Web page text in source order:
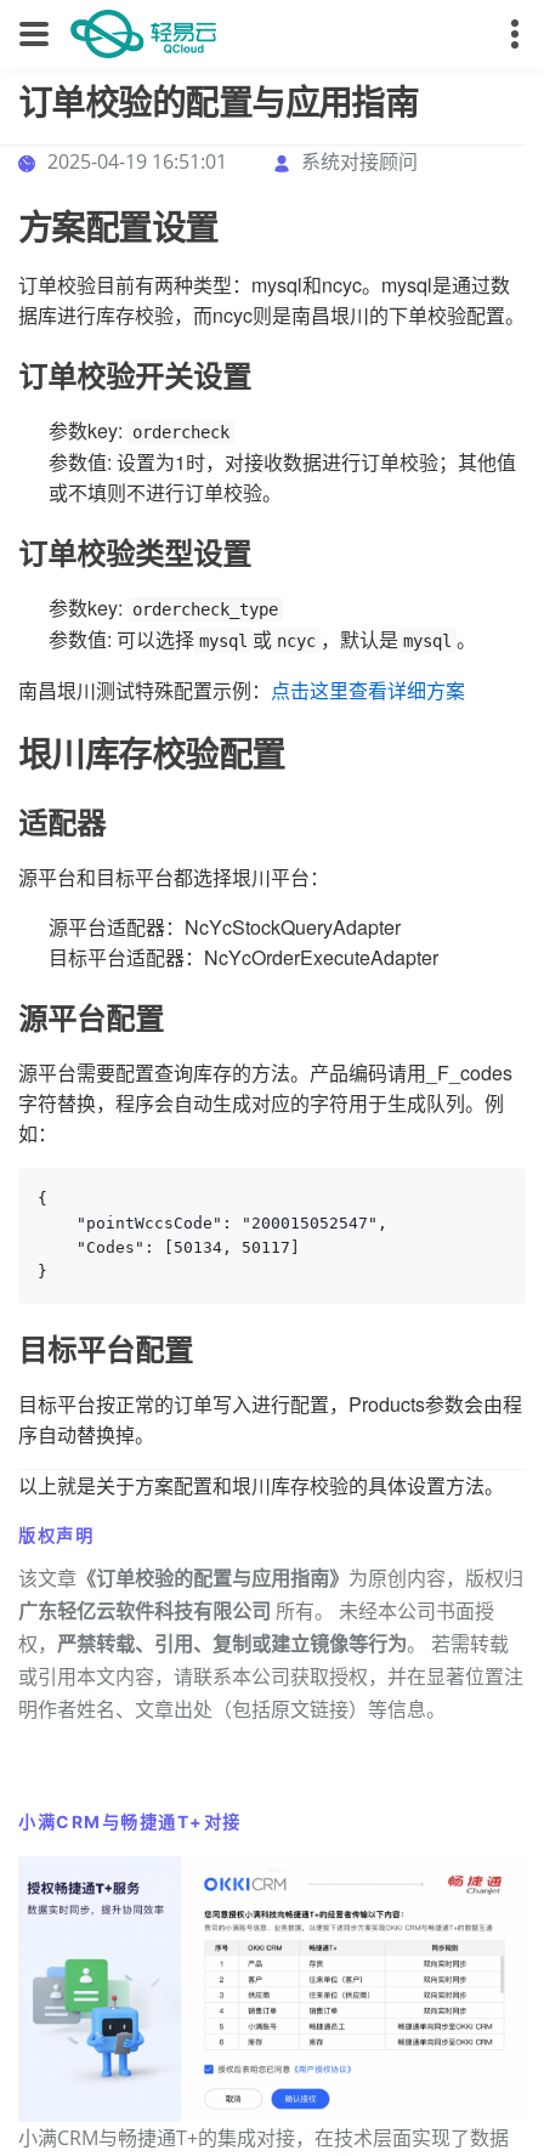
订单校验的配置与应用指南
2025-04-19 16:51:01 系统对接顾问
方案配置设置
订单校验目前有两种类型：mysql和ncyc。mysql是通过数
据库进行库存校验，而ncyc则是南昌垠川的下单校验配置。
订单校验开关设置
参数key: ordercheck
参数值: 设置为1时，对接收数据进行订单校验；其他值
或不填则不进行订单校验。
订单校验类型设置
参数key: ordercheck_type
参数值: 可以选择 mysql 或 ncyc ，默认是 mysql 。
南昌垠川测试特殊配置示例： 点击这里查看详细方案
垠川库存校验配置
适配器
源平台和目标平台都选择垠川平台：
源平台适配器：NcYcStockQueryAdapter
目标平台适配器：NcYcOrderExecuteAdapter
源平台配置
源平台需要配置查询库存的方法。产品编码请用_F_codes
字符替换，程序会自动生成对应的字符用于生成队列。例
如：
{
    "pointWccsCode": "200015052547",
    "Codes": [50134, 50117]
}
目标平台配置
目标平台按正常的订单写入进行配置，Products参数会由程
序自动替换掉。
以上就是关于方案配置和垠川库存校验的具体设置方法。
版权声明
该文章 《订单校验的配置与应用指南》 为原创内容，版权归
广东轻亿云软件科技有限公司 所有。 未经本公司书面授
权， 严禁转载、引用、复制或建立镜像等行为。 若需转载
或引用本文内容，请联系本公司获取授权，并在显著位置注
明作者姓名、文章出处（包括原文链接）等信息。
小满CRM与畅捷通T+对接
小满CRM与畅捷通T+的集成对接，在技术层面实现了数据